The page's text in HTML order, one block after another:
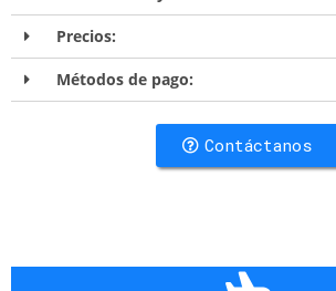
Precios:
Métodos de pago:
Contáctanos